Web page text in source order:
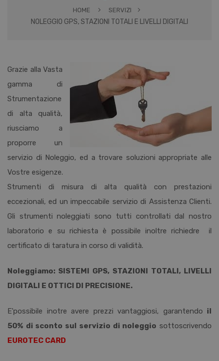
HOME SERVIZI
NOLEGGIO GPS, STAZIONI TOTALI E LIVELLI DIGITALI
Grazie alla Vasta
gamma di
Strumentazione
di alta qualità,
riusciamo a
proporre un
servizio di Noleggio, ed a trovare soluzioni appropriate alle
Vostre esigenze.
Strumenti di misura di alta qualità con prestazioni
eccezionali, ed un impeccabile servizio di Assistenza Clienti.
Gli strumenti noleggiati sono tutti controllati dal nostro
laboratorio e su richiesta è possibile inoltre richiedre il
certificato di taratura in corso di validità.
Noleggiamo: SISTEMI GPS, STAZIONI TOTALI, LIVELLI
DIGITALI E OTTICI DI PRECISIONE.
E'possibile inotre avere prezzi vantaggiosi, garantendo il
50% di sconto sul servizio di noleggio sottoscrivendo
EUROTEC CARD